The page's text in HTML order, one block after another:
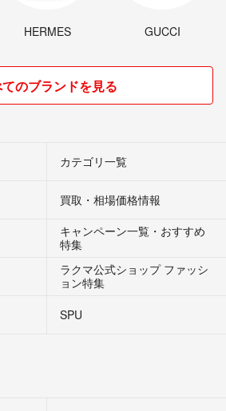
HERMES GUCCI
のブランドを見る
カテゴリ一覧
買取・相場価格情報
キャンペーン一覧・おすすめ
特集
ラクマ公式ショップ ファッシ
ョン特集
SPU